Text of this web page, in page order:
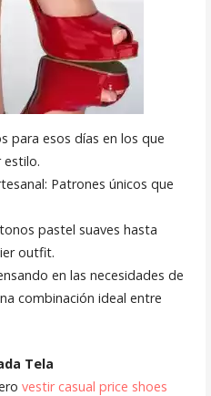
para esos días en los que
estilo.
Patrones únicos que
pastel suaves hasta
outfit.
en las necesidades de
combinación ideal entre
Tela
vestir casual price shoes